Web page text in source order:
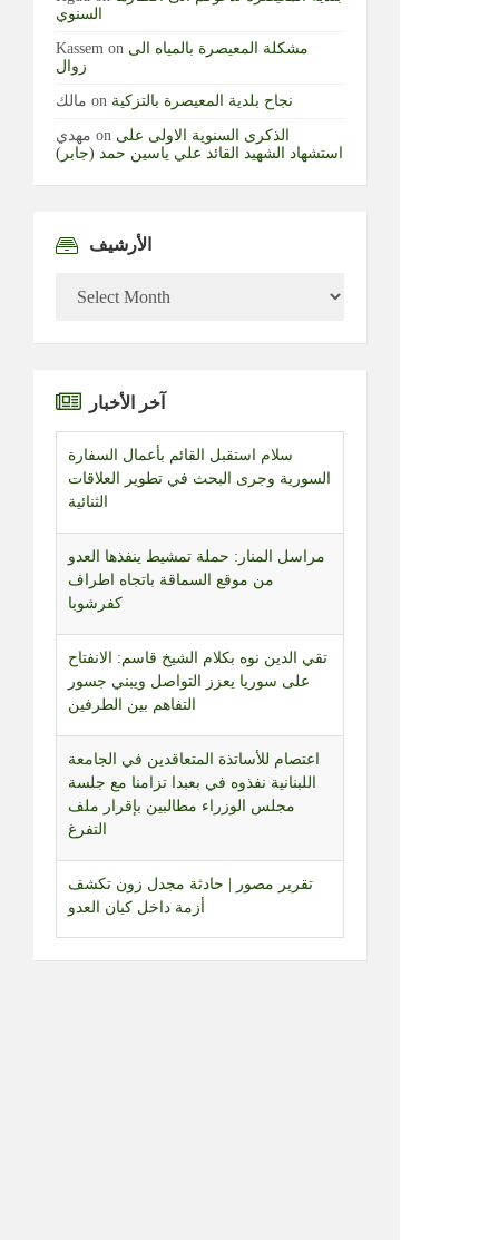
السنوي
Kassem on مشكلة المعيصرة بالمياه الى
زوال
مالك on نجاح بلدية المعيصرة بالتزكية
مهدي on الذكرى السنوية الاولى على
استشهاد الشهيد القائد علي ياسين حمد (جابر)
الأرشيف
آخر الأخبار
مراسل المنار: حملة تمشيط ينفذها العدو
من موقع السماقة باتجاه اطراف
كفرشوبا
تقي الدين نوه بكلام الشيخ قاسم: الانفتاح
على سوريا يعزز التواصل ويبني جسور
التفاهم بين الطرفين
اعتصام للأساتذة المتعاقدين في الجامعة
اللبنانية نفذوه في بعبدا تزامنا مع جلسة
مجلس الوزراء مطالبين بإقرار ملف
تقرير مصور | حادثة مجدل زون تكشف
أزمة داخل كيان العدو
جلسة تشريعية مرتقبة لمجلس النواب
تبحث العفو العام والإعدام وقانون الإعلام
تجمع العلماء اعلن رفضه للمفاوضات
المباشرة ودان الاعتداء على الجيش: